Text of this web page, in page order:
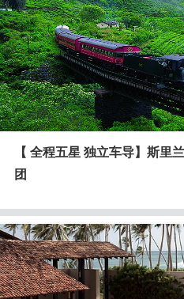
【 全程五星 独立车导】斯里
团